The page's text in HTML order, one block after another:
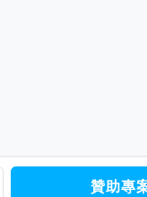
贊助專